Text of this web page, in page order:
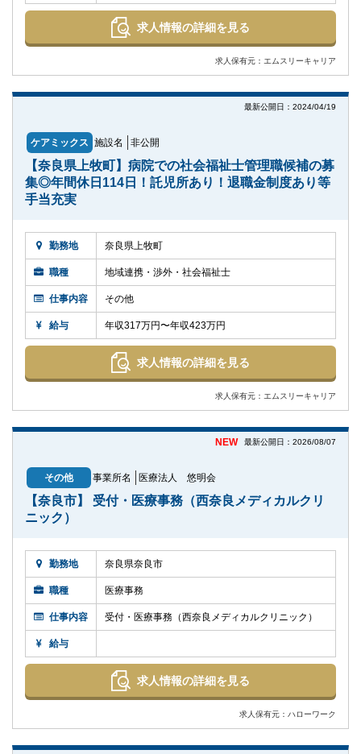
求人情報の詳細を見る
求人保有元：エムスリーキャリア
最新公開日：2024/04/19
ケアミックス 施設名 非公開
【奈良県上牧町】病院での社会福祉士管理職候補の募
集◎年間休日114日！託児所あり！退職金制度あり等
手当充実
勤務地 奈良県上牧町
職種 地域連携・渉外・社会福祉士
仕事内容 その他
給与 年収317万円〜年収423万円
求人情報の詳細を見る
求人保有元：エムスリーキャリア
NEW 最新公開日：2026/08/07
その他 事業所名 医療法人 悠明会
【奈良市】 受付・医療事務（西奈良メディカルクリ
ニック）
勤務地 奈良県奈良市
職種 医療事務
仕事内容 受付・医療事務（西奈良メディカルクリニック）
給与
求人情報の詳細を見る
求人保有元：ハローワーク